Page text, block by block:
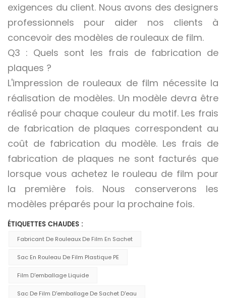
exigences du client. Nous avons des designers
professionnels pour aider nos clients à
concevoir des modèles de rouleaux de film.
Q3 : Quels sont les frais de fabrication de
plaques ?
L'impression de rouleaux de film nécessite la
réalisation de modèles. Un modèle devra être
réalisé pour chaque couleur du motif. Les frais
de fabrication de plaques correspondent au
coût de fabrication du modèle. Les frais de
fabrication de plaques ne sont facturés que
lorsque vous achetez le rouleau de film pour
la première fois. Nous conserverons les
modèles préparés pour la prochaine fois.
ÉTIQUETTES CHAUDES :
Fabricant De Rouleaux De Film En Sachet
Sac En Rouleau De Film Plastique PE
Film D'emballage Liquide
Sac De Film D'emballage De Sachet D'eau